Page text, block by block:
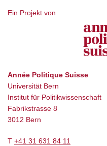
Ein Projekt von
Année Politique Suisse
Universität Bern
Institut für Politikwissenschaft
Fabrikstrasse 8
3012 Bern
T +41 31 631 84 11